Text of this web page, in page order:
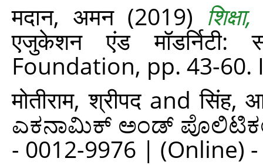
मदान, अमन(2019)
एजुकेशन एंड मॉडर्निटी:
Foundation, pp. 43-60.
मोतीराम, श्रीपदandसिंह,
ಎಕನಾಮಿಕ್ ಅಂಡ್ ಪೊಲಿಟಿಕಲ್
- 0012-9976 | (Online)